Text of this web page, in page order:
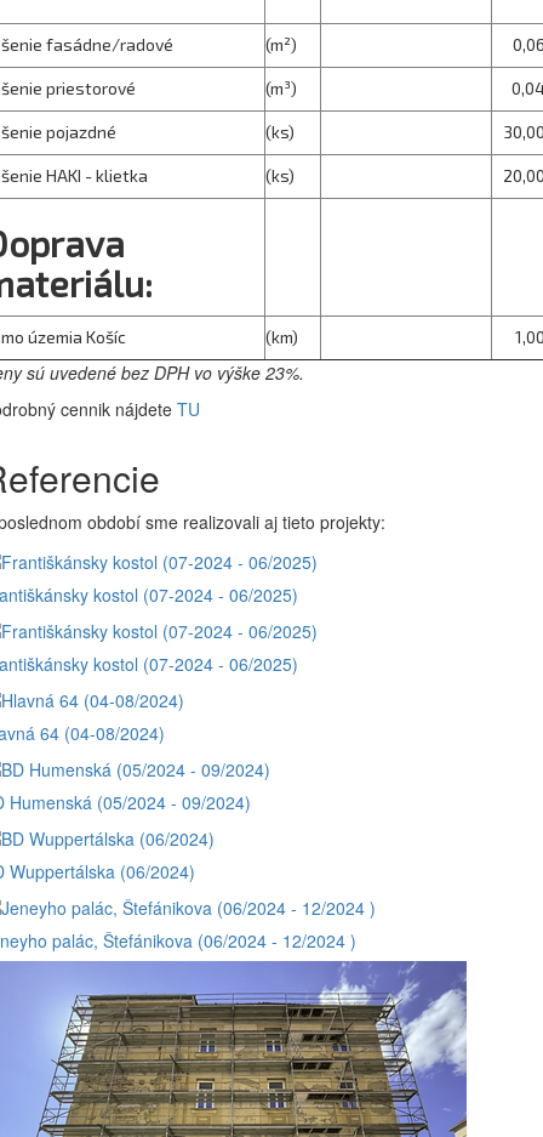
fasádne/radové (m²)
priestorové (m³)
pojazdné (ks)
HAKI - klietka (ks)
územia Košíc (km)
sú uvedené bez DPH vo výške 23%.
cennik nájdete TU
období sme realizovali aj tieto projekty:
kostol (07-2024 - 06/2025)
kostol (07-2024 - 06/2025)
64 (04-08/2024)
Humenská (05/2024 - 09/2024)
Wuppertálska (06/2024)
palác, Štefánikova (06/2024 - 12/2024 )